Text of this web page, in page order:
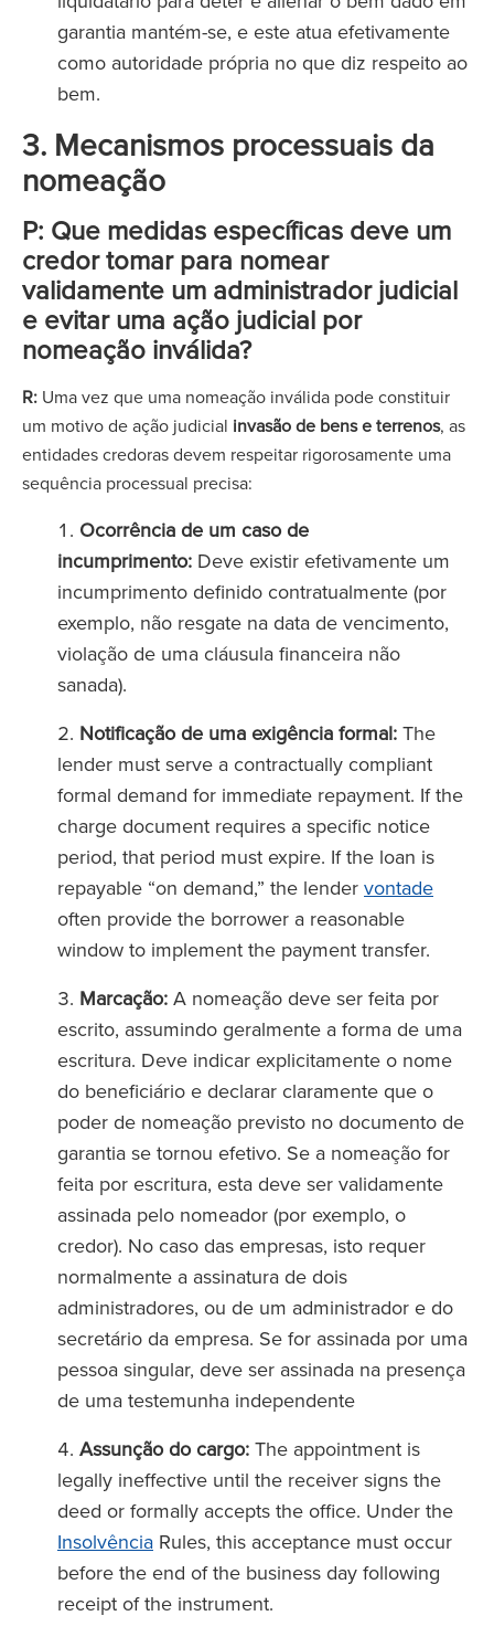
garantia mantém-se, e este atua efetivamente
como autoridade própria no que diz respeito ao
bem.
3. Mecanismos processuais da
nomeação
P: Que medidas específicas deve um
credor tomar para nomear
validamente um administrador judicial
e evitar uma ação judicial por
nomeação inválida?
R: Uma vez que uma nomeação inválida pode constituir
um motivo de ação judicial invasão de bens e terrenos, as
entidades credoras devem respeitar rigorosamente uma
sequência processual precisa:
Ocorrência de um caso de
incumprimento: Deve existir efetivamente um
incumprimento definido contratualmente (por
exemplo, não resgate na data de vencimento,
violação de uma cláusula financeira não
sanada).
Notificação de uma exigência formal: The
lender must serve a contractually compliant
formal demand for immediate repayment. If the
charge document requires a specific notice
period, that period must expire. If the loan is
repayable “on demand,” the lender vontade
often provide the borrower a reasonable
window to implement the payment transfer.
Marcação: A nomeação deve ser feita por
escrito, assumindo geralmente a forma de uma
escritura. Deve indicar explicitamente o nome
do beneficiário e declarar claramente que o
poder de nomeação previsto no documento de
garantia se tornou efetivo. Se a nomeação for
feita por escritura, esta deve ser validamente
assinada pelo nomeador (por exemplo, o
credor). No caso das empresas, isto requer
normalmente a assinatura de dois
administradores, ou de um administrador e do
secretário da empresa. Se for assinada por uma
pessoa singular, deve ser assinada na presença
de uma testemunha independente
Assunção do cargo: The appointment is
legally ineffective until the receiver signs the
deed or formally accepts the office. Under the
Insolvência Rules, this acceptance must occur
before the end of the business day following
receipt of the instrument.